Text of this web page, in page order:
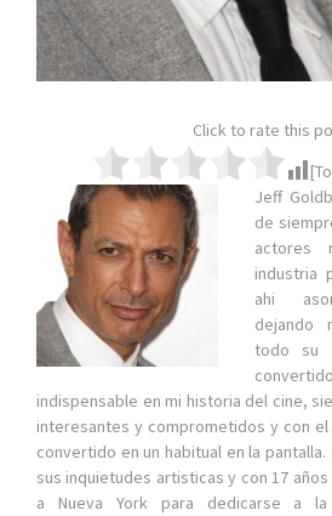
Click to rate this
Jeff
de
actores
industria
ahi
dejando
todo su
indispensable en mi historia del cine,
interesantes y comprometidos y con
convertido en un habitual en la
sus inquietudes artisticas y con 17
a Nueva York para dedicarse a